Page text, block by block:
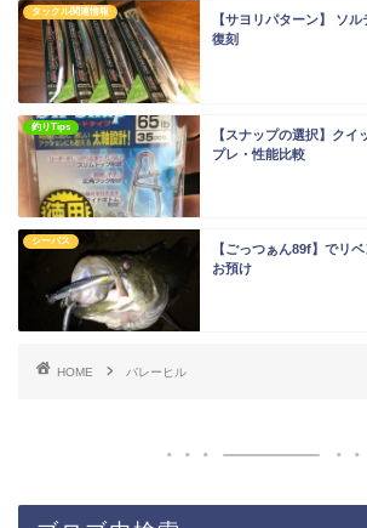
タックル関連情報
【サヨリパターン】 ソ
復刻
釣りTips
【スナップの選択】ク
プレ・性能比較
シーバス
【ごっつぁん89f】でリ
お預け
HOME バレーヒル